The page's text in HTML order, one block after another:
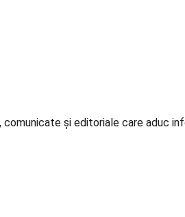
comunicate și editoriale care aduc